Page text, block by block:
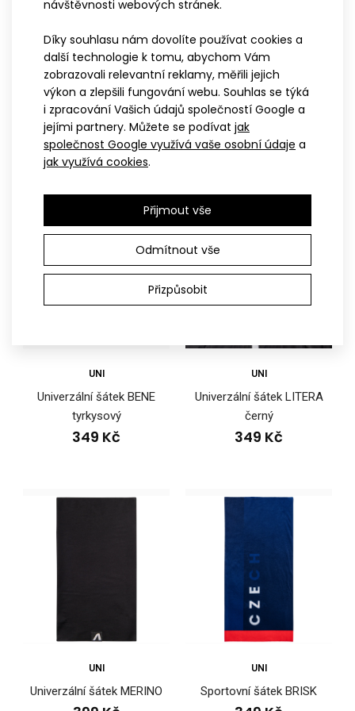
návštěvnosti webových stránek.
Díky souhlasu nám dovolíte používat cookies a
další technologie k tomu, abychom Vám
zobrazovali relevantní reklamy, měřili jejich
výkon a zlepšili fungování webu. Souhlas se týká
i zpracování Vašich údajů společností Google a
jejími partnery. Můžete se podívat jak
společnost Google využívá vaše osobní údaje a
jak využívá cookies.
Přijmout vše
Odmítnout vše
Přizpůsobit
349 Kč
..
349 Kč
UNI
Tenký sportovní šátek
VABROUŠEK
349 Kč
UNI
Univerzální šátek BENE
růžový
349 Kč
UNI
Univerzální šátek BENE
tyrkysový
349 Kč
UNI
Univerzální šátek LITERA
černý
349 Kč
UNI
Univerzální šátek MERINO
UNI
Sportovní šátek BRISK